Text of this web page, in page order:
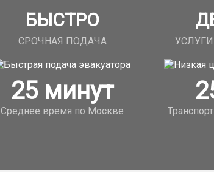
БЫСТРО
СРОЧНАЯ ПОДАЧА
25минут
Среднее время по Москве